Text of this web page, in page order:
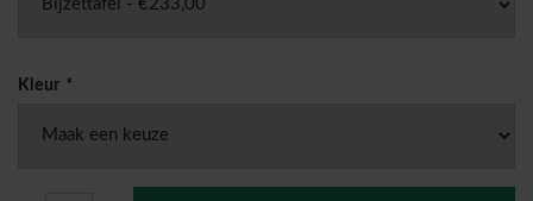
Kleur *